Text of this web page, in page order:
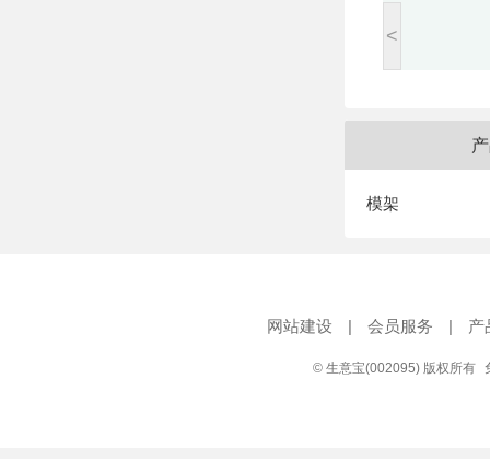
<
模架
网站建设 | 会员服务 | 产
© 生意宝(002095) 版权所有